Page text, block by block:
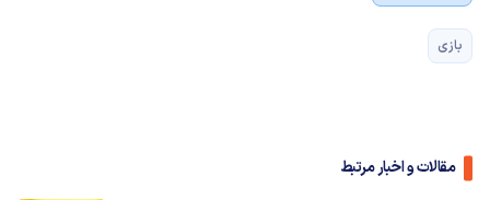
بازی
مقالات و اخبار مرتبط